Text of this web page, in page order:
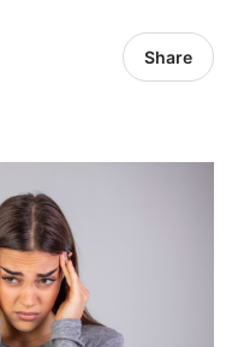
Share